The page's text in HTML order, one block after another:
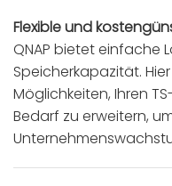
Flexible und
QNAP bietet einfache
Speicherkapazität.
Möglichkeiten, Ihren
Bedarf zu erweitern,